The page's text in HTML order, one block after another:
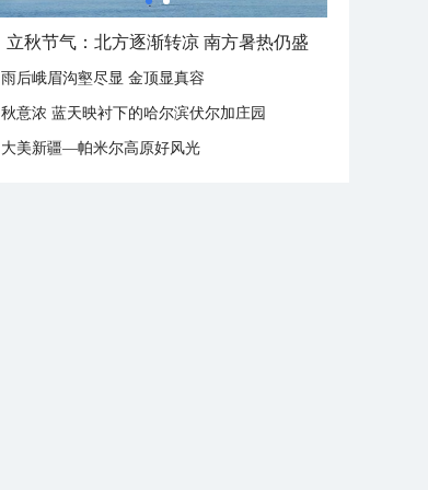
立秋节气：北方逐渐转凉 南方暑热仍盛
雨后峨眉沟壑尽显 金顶显真容
秋意浓 蓝天映衬下的哈尔滨伏尔加庄园
大美新疆—帕米尔高原好风光